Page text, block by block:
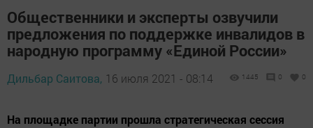
Общественники и эксперты озвучили
предложения по поддержке инвалидов в
народную программу «Единой России»
Дильбар Саитова, 16 июля 2021 - 08:14 1445 0 0
На площадке партии прошла стратегическая сессия